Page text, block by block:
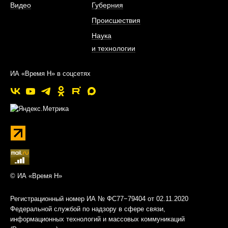
Видео
Губерния
Происшествия
Наука
и технологии
ИА «Время Н» в соцсетях
© ИА «Время Н»
Регистрационный номер ИА № ФС77−79404 от 02.11.2020
Федеральной службой по надзору в сфере связи,
информационных технологий и массовых коммуникаций